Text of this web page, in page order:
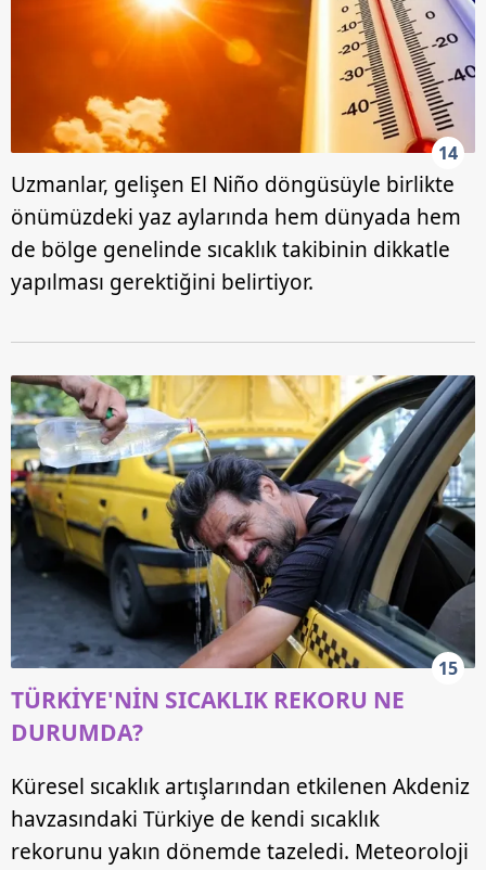
14
Uzmanlar, gelişen El Niño döngüsüyle birlikte
önümüzdeki yaz aylarında hem dünyada hem
de bölge genelinde sıcaklık takibinin dikkatle
yapılması gerektiğini belirtiyor.
15
TÜRKİYE'NİN SICAKLIK REKORU NE
DURUMDA?
Küresel sıcaklık artışlarından etkilenen Akdeniz
havzasındaki Türkiye de kendi sıcaklık
rekorunu yakın dönemde tazeledi. Meteoroloji